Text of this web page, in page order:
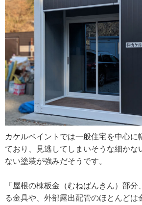
ふうに思ってもらえる仕事がしたいと
ペンキ屋って道具や車にペンキがつい
しょう？でも、１５年間使った車のシ
のが、丁寧な仕事の象徴だと僕は考え
鈴木さんは、社用車の清掃や道具の
の細部までこだわります。このような
わったのか、受注の８割がお客さまか
あったそうです。
カケルペイントでは一般住宅を中心に
ており、見逃してしまいそうな細かな
ない塗装が強みだそうです。
「屋根の棟板金（むねばんきん）部
る金具や、外部露出配管のほとんどは